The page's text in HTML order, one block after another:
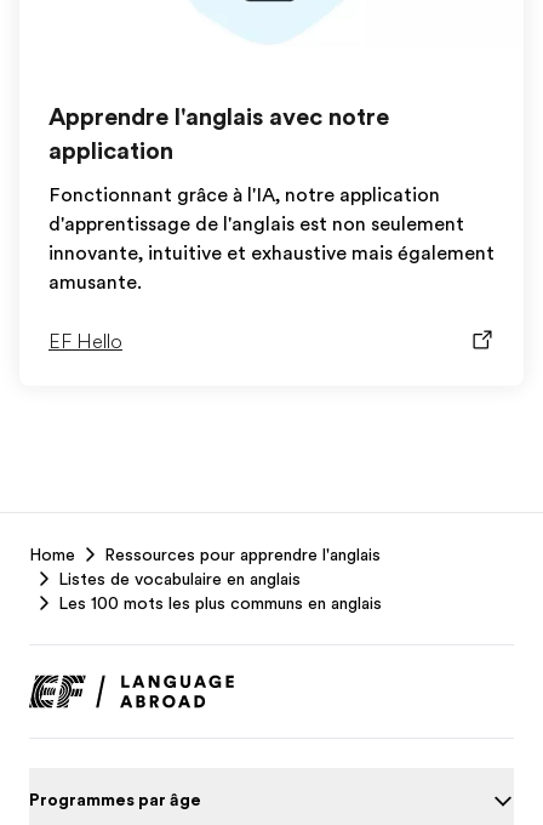
Apprendre l'anglais avec notre
application
Fonctionnant grâce à l'IA, notre application
d'apprentissage de l'anglais est non seulement
innovante, intuitive et exhaustive mais également
amusante.
EF Hello
Footer
Home
Ressources pour apprendre l'anglais
Listes de vocabulaire en anglais
Les 100 mots les plus communs en anglais
Programmes par âge